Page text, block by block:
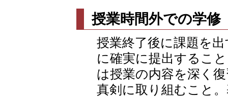
授業時間外での学修
授業終了後に課題を
に確実に提出するこ
は授業の内容を深く
真剣に取り組むこと